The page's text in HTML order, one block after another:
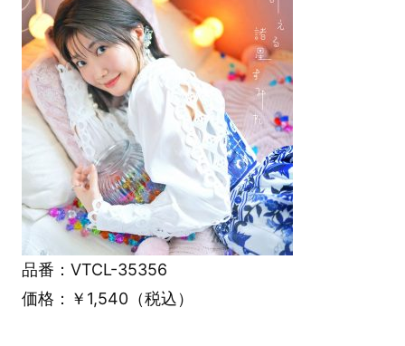
品番：VTCL-35356
価格：￥1,540（税込）